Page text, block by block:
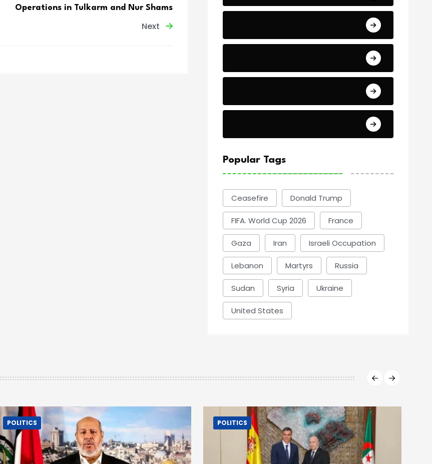
Operations in Tulkarm and Nur Shams
Next
Popular Tags
Ceasefire Donald Trump
FIFA. World Cup 2026 France
Gaza Iran Israeli Occupation
Lebanon Martyrs Russia
Sudan Syria Ukraine
United States
POLITICS POLITICS